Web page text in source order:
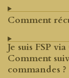
Comment
Je suis FSP
Comment
commandes ?